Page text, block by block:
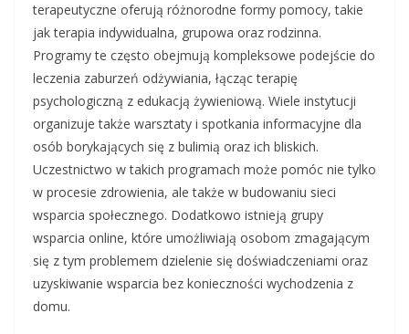
terapeutyczne oferują różnorodne formy pomocy, takie
jak terapia indywidualna, grupowa oraz rodzinna.
Programy te często obejmują kompleksowe podejście do
leczenia zaburzeń odżywiania, łącząc terapię
psychologiczną z edukacją żywieniową. Wiele instytucji
organizuje także warsztaty i spotkania informacyjne dla
osób borykających się z bulimią oraz ich bliskich.
Uczestnictwo w takich programach może pomóc nie tylko
w procesie zdrowienia, ale także w budowaniu sieci
wsparcia społecznego. Dodatkowo istnieją grupy
wsparcia online, które umożliwiają osobom zmagającym
się z tym problemem dzielenie się doświadczeniami oraz
uzyskiwanie wsparcia bez konieczności wychodzenia z
domu.